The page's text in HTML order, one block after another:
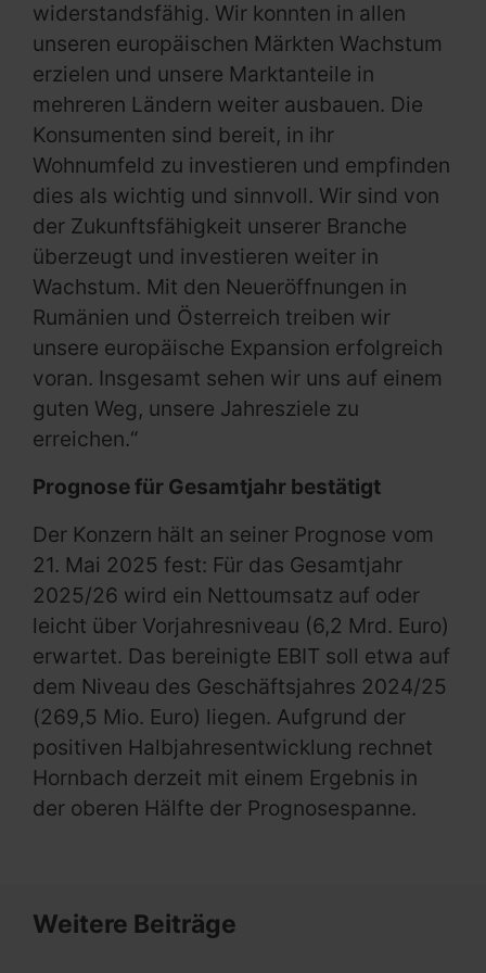
widerstandsfähig. Wir konnten in allen
unseren europäischen Märkten Wachstum
erzielen und unsere Marktanteile in
mehreren Ländern weiter ausbauen. Die
Konsumenten sind bereit, in ihr
Wohnumfeld zu investieren und empfinden
dies als wichtig und sinnvoll. Wir sind von
der Zukunftsfähigkeit unserer Branche
überzeugt und investieren weiter in
Wachstum. Mit den Neueröffnungen in
Rumänien und Österreich treiben wir
unsere europäische Expansion erfolgreich
voran. Insgesamt sehen wir uns auf einem
guten Weg, unsere Jahresziele zu
erreichen.“
Prognose für Gesamtjahr bestätigt
Der Konzern hält an seiner Prognose vom
21. Mai 2025 fest: Für das Gesamtjahr
2025/26 wird ein Nettoumsatz auf oder
leicht über Vorjahresniveau (6,2 Mrd. Euro)
erwartet. Das bereinigte EBIT soll etwa auf
dem Niveau des Geschäftsjahres 2024/25
(269,5 Mio. Euro) liegen. Aufgrund der
positiven Halbjahresentwicklung rechnet
Hornbach derzeit mit einem Ergebnis in
der oberen Hälfte der Prognosespanne.
Weitere Beiträge